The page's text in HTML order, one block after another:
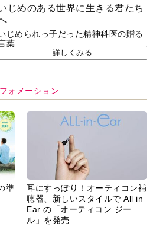
じめのある世界に生きる君たち
じめられっ子だった精神科医の贈る
葉
詳しくみる
ォメーション
準
耳にすっぽり！オーティコン補
聴器、新しいスタイルで All in
Ear の「オーティコン ジー
ル」を発売